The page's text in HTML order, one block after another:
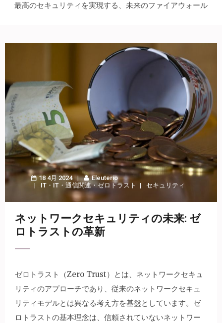
最高のセキュリティを実現する、未来のファイアウォール
18 4月 2024
Eleuterio
IT ・ IT・通信関連・ ゼロトラスト セキュリティ
ネットワークセキュリティの未来: ゼ
ロトラストの革新
ゼロトラスト（Zero Trust）とは、ネットワークセキュ
リティのアプローチであり、従来のネットワークセキュ
リティモデルとは異なる考え方を基盤としています。 ゼ
ロトラストの基本理念は、信頼されていないネットワー